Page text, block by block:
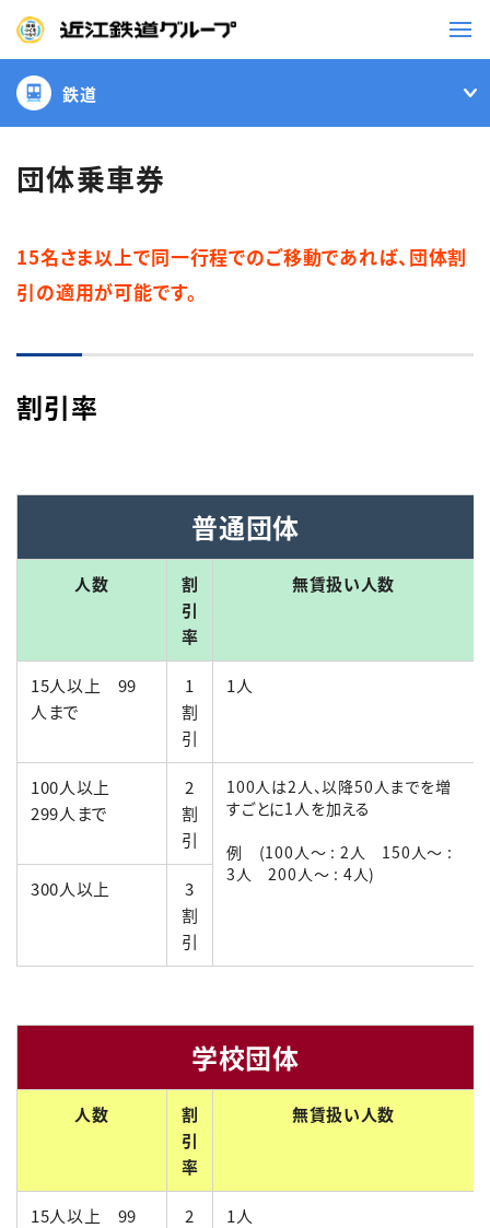
鉄道
バス
観光・イベント情報
採用情報
簡体中文 繁体中文
鉄道
団体乗車券
15名さま以上で同一行程でのご移動であれば、団体割
引の適用が可能です。
割引率
普通団体
人数
割
引
率
無賃扱い人数
15人以上 99
人まで
1
割
引
1人
100人以上
299人まで
2
割
引
100人は2人、以降50人までを増
すごとに1人を加える
例 (100人～ : 2人 150人～ :
3人 200人～ : 4人)
300人以上
3
割
引
学校団体
人数
割
引
率
無賃扱い人数
15人以上 99
2
1人